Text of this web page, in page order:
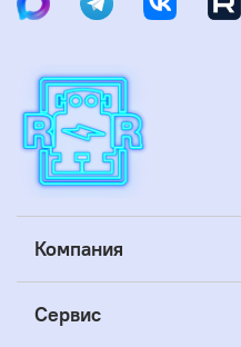
Компания
Сервис